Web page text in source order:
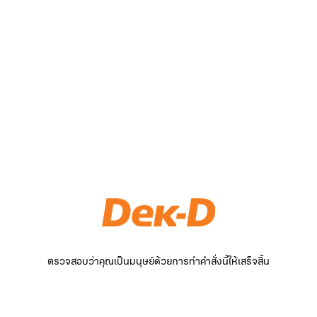
ตรวจสอบว่าคุณเป็นมนุษย์ด้วยการทำคำสั่งนี้ให้เสร็จสิ้น